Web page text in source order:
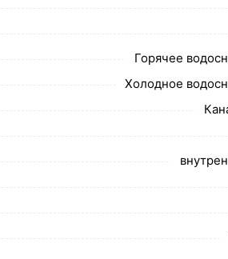
позвонив по контактам указанным
резьбой 25х3/4х25 ТПК-
и свяжутся с Вами для
и отзывами.
соответствует всем стандартам
Горячее
Холодное